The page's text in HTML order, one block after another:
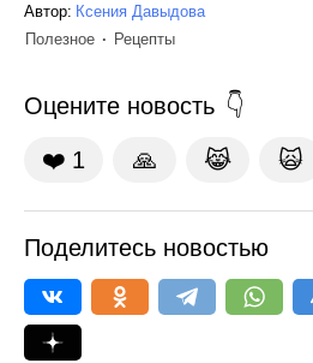
Автор: Ксения Давыдова
Полезное
Рецепты
Оцените новость
❤️ 1 🙏 😹 🙀
Поделитесь новостью